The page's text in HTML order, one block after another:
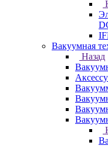
Вакуумная
Назад